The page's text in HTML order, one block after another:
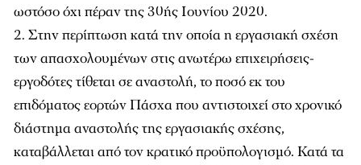
ωστόσο όχι πέραν της 30ής Ιουνίου 2020.
Στην περίπτωση κατά την οποία η εργασιακή σχέση
των απασχολουμένων στις ανωτέρω επιχειρήσεις-
εργοδότες τίθεται σε αναστολή, το ποσό εκ του
επιδόματος εορτών Πάσχα που αντιστοιχεί στο χρονικό
διάστημα αναστολής της εργασιακής σχέσης,
καταβάλλεται από τον κρατικό προϋπολογισμό. Κατά τα